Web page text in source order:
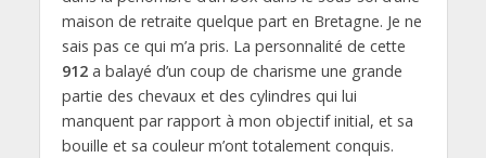
maison de retraite quelque part en Bretagne. Je ne
sais pas ce qui m’a pris. La personnalité de cette
912a balayé d’un coup de charisme une grande
partie des chevaux et des cylindres qui lui
manquent par rapport à mon objectif initial, et sa
bouille et sa couleur m’ont totalement conquis.